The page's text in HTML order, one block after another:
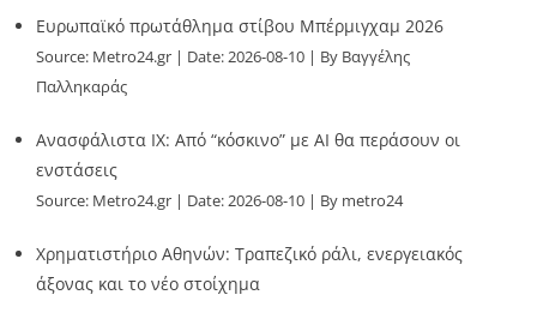
Ευρωπαϊκό πρωτάθλημα στίβου Μπέρμιγχαμ 2026
Source: Metro24.gr Date: 2026-08-10
By Βαγγέλης
Παλληκαράς
Ανασφάλιστα ΙΧ: Από “κόσκινο” με AI θα περάσουν οι
ενστάσεις
Source: Metro24.gr Date: 2026-08-10 By metro24
Χρηματιστήριο Αθηνών: Τραπεζικό ράλι, ενεργειακός
άξονας και το νέο στοίχημα